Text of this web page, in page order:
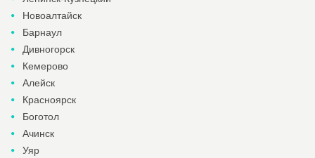
Новоалтайск
Барнаул
Дивногорск
Кемерово
Алейск
Красноярск
Боготол
Ачинск
Уяр